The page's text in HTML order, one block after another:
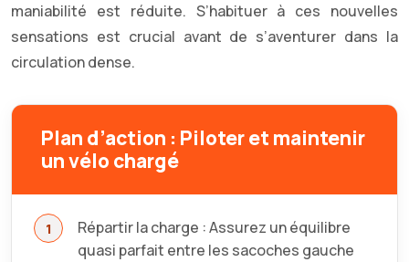
maniabilité est réduite. S’habituer à ces nouvelles
sensations est crucial avant de s’aventurer dans la
circulation dense.
Plan d’action : Piloter et maintenir
un vélo chargé
Répartir la charge : Assurez un équilibre
quasi parfait entre les sacoches gauche